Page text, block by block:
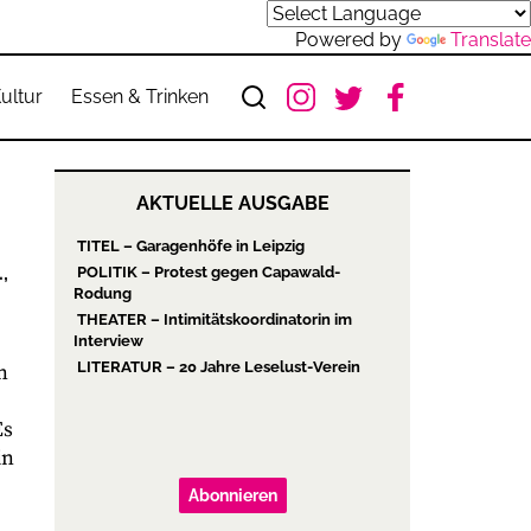
Powered by Translate
Essen & Trinken
AKTUELLE AUSGABE
TITEL – Garagenhöfe in Leipzig
POLITIK – Protest gegen Capawald-
Rodung
THEATER – Intimitätskoordinatorin im
Interview
LITERATUR – 20 Jahre Leselust-Verein
Abonnieren